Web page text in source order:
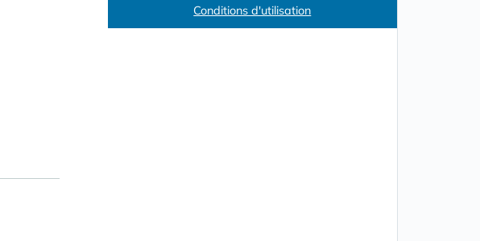
Conditions d'utilisation